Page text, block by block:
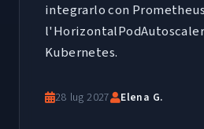
integrarlo con
Kubernetes.
28 lug 2027 Elena G.